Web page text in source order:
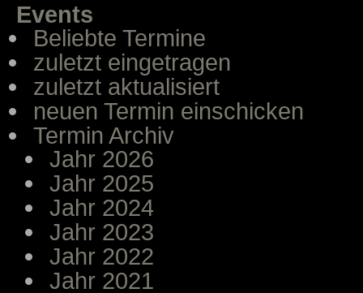
Events
Beliebte Termine
zuletzt eingetragen
zuletzt aktualisiert
neuen Termin einschicken
Termin Archiv
Jahr 2026
Jahr 2025
Jahr 2024
Jahr 2023
Jahr 2022
Jahr 2021